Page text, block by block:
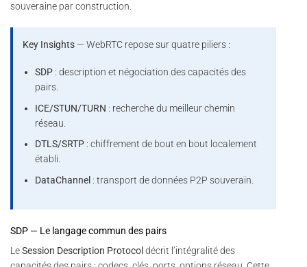
souveraine par construction.
Key Insights — WebRTC repose sur quatre piliers :
SDP : description et négociation des capacités des
pairs.
ICE/STUN/TURN : recherche du meilleur chemin
réseau.
DTLS/SRTP : chiffrement de bout en bout localement
établi.
DataChannel : transport de données P2P souverain.
SDP — Le langage commun des pairs
LeSession Description Protocol décrit l’intégralité des